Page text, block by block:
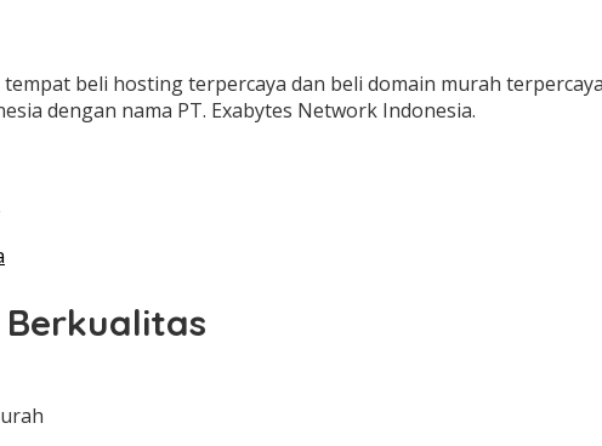
beli hosting terpercaya dan beli domain murah
dengan nama PT. Exabytes Network Indonesia.